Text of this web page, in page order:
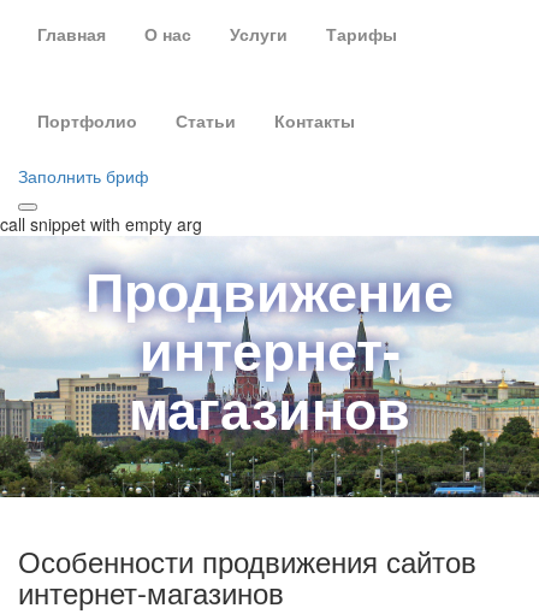
Главная О нас Услуги Тарифы
Портфолио Статьи Контакты
Заполнить бриф
call snippet with empty arg
Продвижение
интернет-
магазинов
Особенности продвижения сайтов
интернет-магазинов